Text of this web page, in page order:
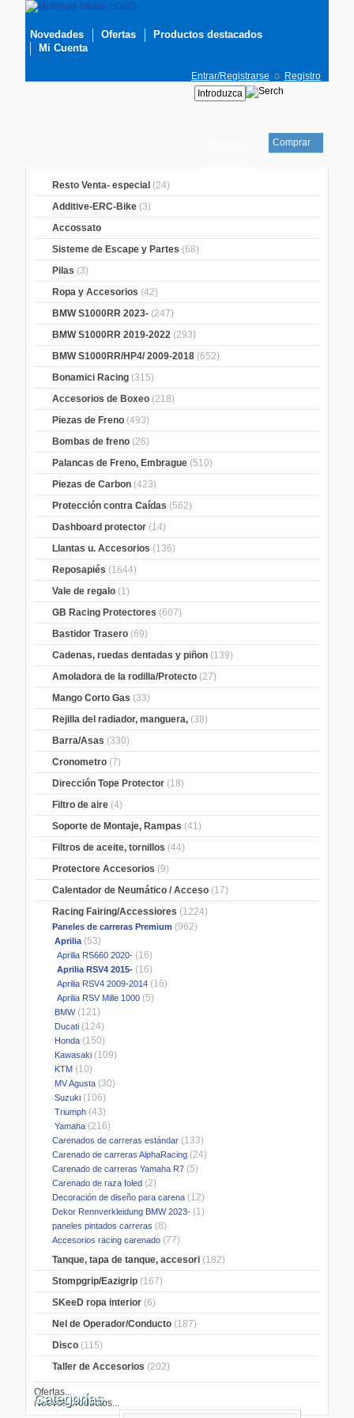
Novedades Ofertas
Productos destacados
Mi Cuenta
Entrar/Registrarse o Registro
Comprar
Resto Venta- especial (24)
Additive-ERC-Bike (3)
Accossato
Sisteme de Escape y Partes (68)
Pilas (3)
Ropa y Accesorios (42)
BMW S1000RR 2023- (247)
BMW S1000RR 2019-2022 (293)
BMW S1000RR/HP4/ 2009-2018 (652)
Bonamici Racing (315)
Accesorios de Boxeo (218)
Piezas de Freno (493)
Bombas de freno (26)
Palancas de Freno, Embrague (510)
Piezas de Carbon (423)
Protección contra Caídas (562)
Dashboard protector (14)
Llantas u. Accesorios (136)
Reposapiés (1644)
Vale de regalo (1)
GB Racing Protectores (607)
Bastidor Trasero (69)
Cadenas, ruedas dentadas y piñon (139)
Amoladora de la rodilla/Protecto (27)
Mango Corto Gas (33)
Rejilla del radiador, manguera, (38)
Barra/Asas (330)
Cronometro (7)
Dirección Tope Protector (18)
Filtro de aire (4)
Soporte de Montaje, Rampas (41)
Filtros de aceite, tornillos (44)
Protectore Accesorios (9)
Calentador de Neumático / Acceso (17)
Racing Fairing/Accessiores (1224)
Paneles de carreras Premium (962)
Aprilia(53)
Aprilia RS660 2020- (16)
Aprilia RSV4 2015- (16)
Aprilia RSV4 2009-2014 (16)
Aprilia RSV Mille 1000 (5)
BMW(121)
Ducati (124)
Honda (150)
Kawasaki (109)
KTM (10)
MV Agusta (30)
Suzuki (106)
Triumph (43)
Yamaha (216)
Carenados de carreras estándar (133)
Carenado de carreras AlphaRacing (24)
Carenado de carreras Yamaha R7 (5)
Carenado de raza foled (2)
Decoración de diseño para carena (12)
Dekor Rennverkleidung BMW 2023- (1)
paneles pintados carreras (8)
Accesorios racing carenado (77)
Tanque, tapa de tanque, accesori (182)
Stompgrip/Eazigrip (167)
SKeeD ropa interior (6)
Nel de Operador/Conducto (187)
Disco (115)
Taller de Accesorios (202)
Ofertas...
Nuevos productos...
Categorías